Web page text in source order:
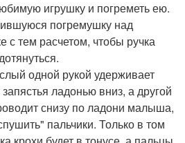
игрушку и погреметь ею.
погремушку над
с тем расчетом, чтобы ручка
одной рукой удерживает
ладонью вниз, а другой
снизу по ладони малыша,
пальчики. Только в том